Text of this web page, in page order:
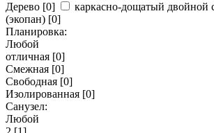
Дерево [0]
каркасно-дощатый двойной
(экопан) [0]
Планировка:
Любой
отличная [0]
Смежная [0]
Свободная [0]
Изолированная [0]
Санузел:
Любой